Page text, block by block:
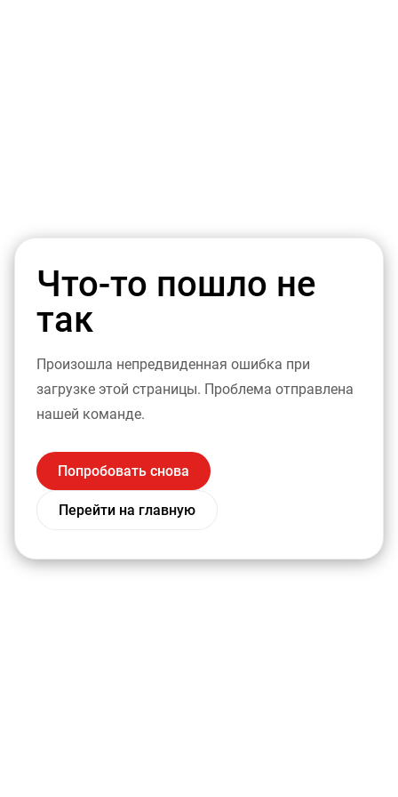
Что-то пошло не
так
Произошла непредвиденная ошибка при
загрузке этой страницы. Проблема отправлена
нашей команде.
Попробовать снова
Перейти на главную